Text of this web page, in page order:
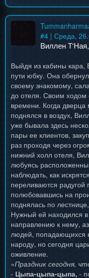
#4 | Среда,
Виллен Т'Ная,
Выйдя из кабины кара,
пути юбку. Она
своему знакомому,
до отеля. Своим ходом
времени. Когда
поднялся в воздух,
уже бывала здесь
пары ее клиентов,
раз проходя через
нижний холл отеля,
любуясь
наблюдать, как
переливаются радугой
полюбовавшись на
поднялась по
Нужный ей находился
направлению к нему,
людей, попадающихся
народу, но сегодня
оживление.
«Праздник сегодня,
- Цыпа-цыпа-цыпа, -